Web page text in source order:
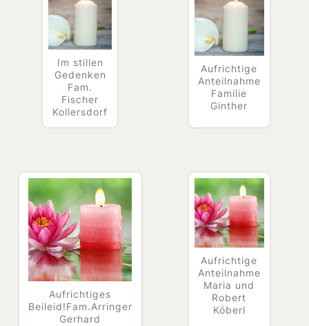
Im stillen
Gedenken
Fam.
Fischer
Kollersdorf
Aufrichtige
Anteilnahme
Familie
Ginther
Aufrichtiges
Beileid!Fam.Arringer
Gerhard
Aufrichtige
Anteilnahme
Maria und
Robert
Köberl